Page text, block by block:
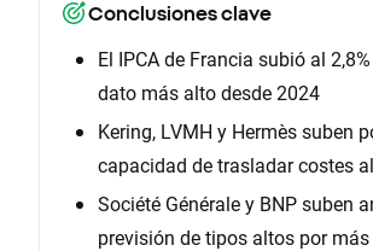
Conclusiones clave
El IPCA de Francia subió al
dato más alto desde 2024
Kering, LVMH y Hermès suben
capacidad de trasladar costes
Société Générale y BNP suben
previsión de tipos altos por